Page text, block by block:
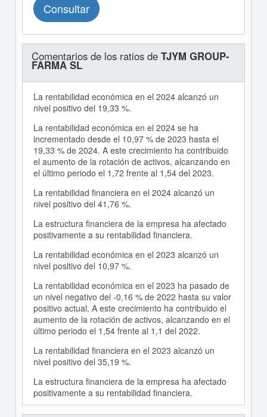
Consultar
Comentarios de los ratios de TJYM GROUP-
FARMA SL
La rentabilidad económica en el 2024 alcanzó un
nivel positivo del 19,33 %.
La rentabilidad económica en el 2024 se ha
incrementado desde el 10,97 % de 2023 hasta el
19,33 % de 2024. A este crecimiento ha contribuido
el aumento de la rotación de activos, alcanzando en
el último periodo el 1,72 frente al 1,54 del 2023.
La rentabilidad financiera en el 2024 alcanzó un
nivel positivo del 41,76 %.
La estructura financiera de la empresa ha afectado
positivamente a su rentabilidad financiera.
La rentabilidad económica en el 2023 alcanzó un
nivel positivo del 10,97 %.
La rentabilidad económica en el 2023 ha pasado de
un nivel negativo del -0,16 % de 2022 hasta su valor
positivo actual. A este crecimiento ha contribuido el
aumento de la rotación de activos, alcanzando en el
último periodo el 1,54 frente al 1,1 del 2022.
La rentabilidad financiera en el 2023 alcanzó un
nivel positivo del 35,19 %.
La estructura financiera de la empresa ha afectado
positivamente a su rentabilidad financiera.